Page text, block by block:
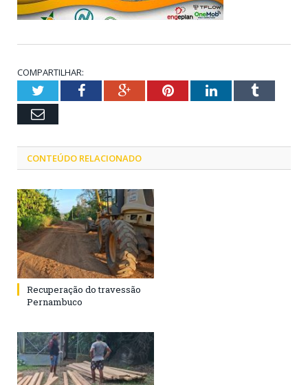
COMPARTILHAR:
TwitterFacebookGoogle+PinterestLinkedInTumblr
Email
CONTEÚDO RELACIONADO
Recuperação do travessão
Pernambuco